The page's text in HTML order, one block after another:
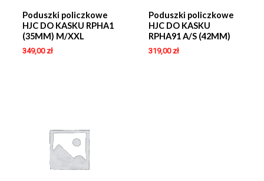
Poduszki policzkowe
HJC DO KASKU RPHA1
(35MM) M/XXL
349,00 zł
Poduszki policzkowe
HJC DO KASKU
RPHA91 A/S (42MM)
319,00 zł